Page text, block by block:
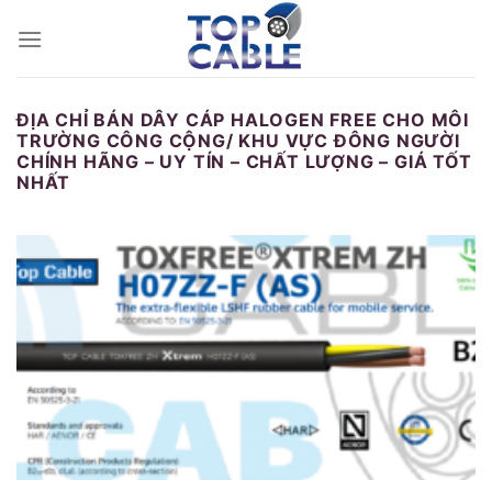
ĐỊA CHỈ BÁN DÂY CÁP HALOGEN FREE CHO MÔI
TRƯỜNG CÔNG CỘNG/ KHU VỰC ĐÔNG NGƯỜI
CHÍNH HÃNG – UY TÍN – CHẤT LƯỢNG – GIÁ TỐT
NHẤT